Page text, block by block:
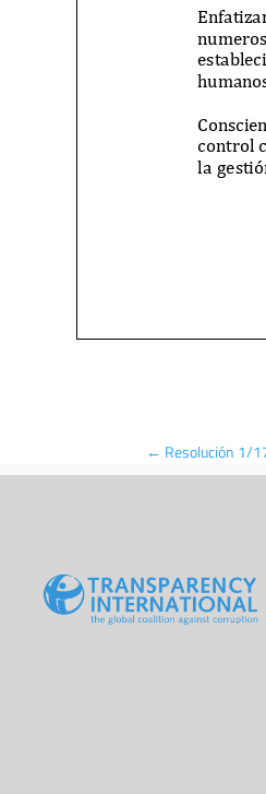
← Resolución 1/